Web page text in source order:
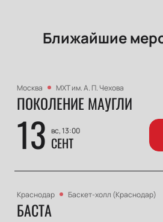
Ближайшие
Москва МХТ им. А. П. Чехова
ПОКОЛЕНИЕ МАУГЛИ
13 вс, 13:00
СЕНТ
Краснодар Баскет-холл (Краснодар)
БАСТА